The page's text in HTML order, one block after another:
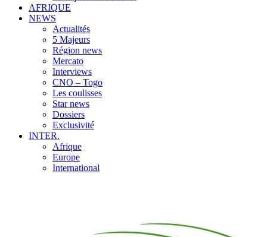
AFRIQUE
NEWS
Actualités
5 Majeurs
Région news
Mercato
Interviews
CNO – Togo
Les coulisses
Star news
Dossiers
Exclusivité
INTER.
Afrique
Europe
International